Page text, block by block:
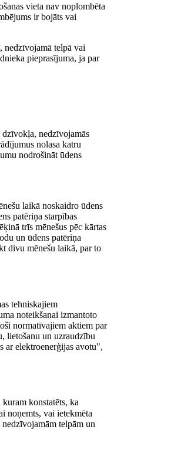
vieta nav noplombēta
ir bojāts vai
nedzīvojamā telpā vai
pieprasījuma, ja par
dzīvokļa, nedzīvojamās
nolasa katru
nodrošināt ūdens
laikā noskaidro ūdens
patēriņa starpības
trīs mēnešus pēc kārtas
un ūdens patēriņa
divu mēnešu laikā, par to
tehniskajiem
noteikšanai izmantoto
normatīvajiem aktiem par
lietošanu un uzraudzību
ar elektroenerģijas avotu",
konstatēts, ka
noņemts, vai ietekmēta
telpām un